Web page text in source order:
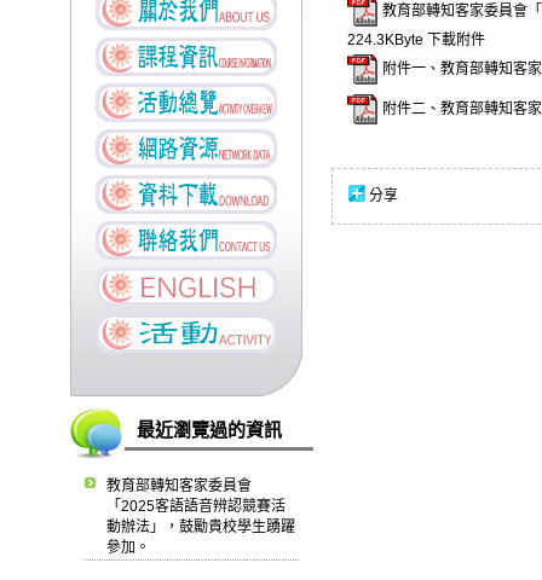
最近瀏覽過的資訊
教育部轉知客家委員會
「2025客語語音辨認競賽活
動辦法」，鼓勵貴校學生踴躍
參加。
教育部轉知客家委員會
224.3KByte
下載附件
附件一、教育部轉知客
附件二、教育部轉知客
分享